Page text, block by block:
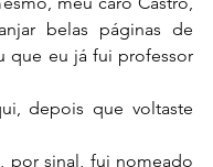
belas páginas de
que eu já fui professor
depois que voltaste
por sinal, fui nomeado